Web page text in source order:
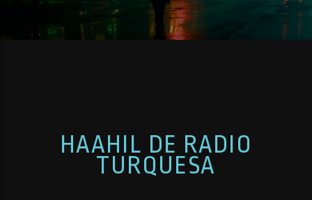
HAAHIL DE RADIO
TURQUESA